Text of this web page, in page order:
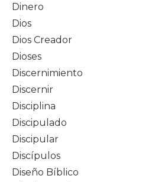
Dinero
Dios
Dios Creador
Dioses
Discernimiento
Discernir
Disciplina
Discipulado
Discipular
Discípulos
Diseño Bíblico